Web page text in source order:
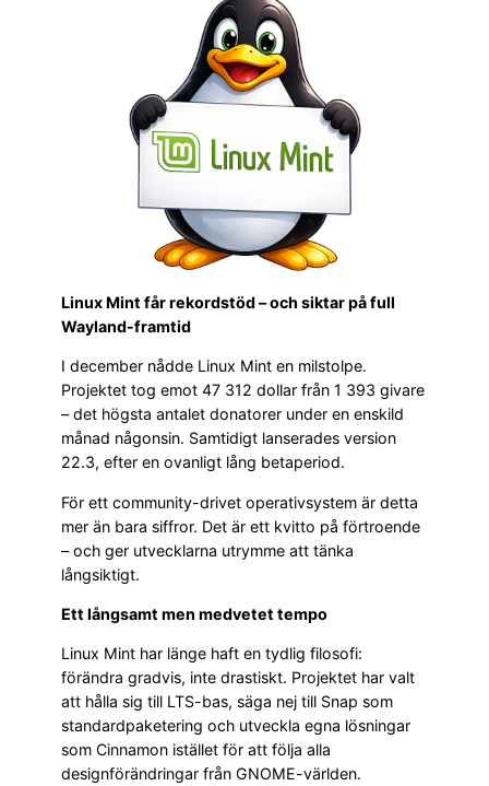
Linux Mint får rekordstöd – och siktar på full
Wayland-framtid
I december nådde Linux Mint en milstolpe.
Projektet tog emot 47 312 dollar från 1 393 givare
– det högsta antalet donatorer under en enskild
månad någonsin. Samtidigt lanserades version
22.3, efter en ovanligt lång betaperiod.
För ett community-drivet operativsystem är detta
mer än bara siffror. Det är ett kvitto på förtroende
– och ger utvecklarna utrymme att tänka
långsiktigt.
Ett långsamt men medvetet tempo
Linux Mint har länge haft en tydlig filosofi:
förändra gradvis, inte drastiskt. Projektet har valt
att hålla sig till LTS-bas, säga nej till Snap som
standardpaketering och utveckla egna lösningar
som Cinnamon istället för att följa alla
designförändringar från GNOME-världen.